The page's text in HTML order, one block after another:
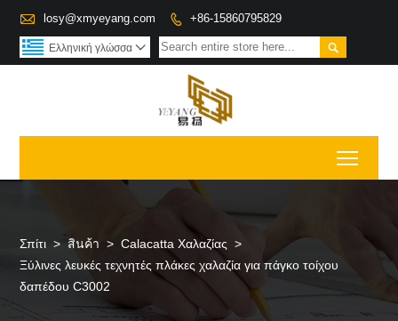
 losy@xmyeyang.com  +86-15860795829

Ελληνική γλώσσα 
Σπίτι > สินค้า > Calacatta Χαλαζίας >
Ξύλινες λευκές τεχνητές πλάκες χαλαζία για πάγκο τοίχου
δαπέδου C3002